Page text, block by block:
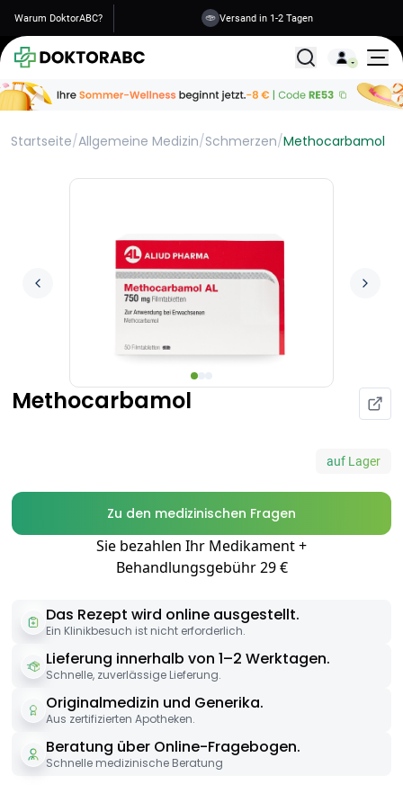
Warum DoktorABC? Versand in 1-2 Tagen
Alle
Startseite/Allgemeine Medizin/Schmerzen/Methocarbamol
Methocarbamol
auf Lager
Zu den medizinischen Fragen
Sie bezahlen Ihr Medikament +
Behandlungsgebühr 29 €
Das Rezept wird online ausgestellt.
Ein Klinikbesuch ist nicht erforderlich.
Lieferung innerhalb von 1–2 Werktagen.
Schnelle, zuverlässige Lieferung.
Originalmedizin und Generika.
Aus zertifizierten Apotheken.
Beratung über Online-Fragebogen.
Schnelle medizinische Beratung